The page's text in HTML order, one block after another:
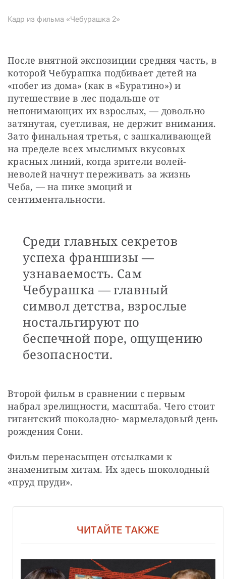
Кадр из фильма «Чебурашка 2»
После внятной экспозиции средняя часть, в
которой Чебурашка подбивает детей на
«побег из дома» (как в «Буратино») и
путешествие в лес подальше от
непонимающих их взрослых, — довольно
затянутая, суетливая, не держит внимания.
Зато финальная третья, с зашкаливающей
на пределе всех мыслимых вкусовых
красных линий, когда зрители волей-
неволей начнут переживать за жизнь
Чеба, — на пике эмоций и
сентиментальности.
Среди главных секретов
успеха франшизы —
узнаваемость. Сам
Чебурашка — главный
символ детства, взрослые
ностальгируют по
беспечной поре, ощущению
безопасности.
Второй фильм в сравнении с первым
набрал зрелищности, масштаба. Чего стоит
гигантский шоколадно- мармеладовый день
рождения Сони.
Фильм перенасыщен отсылками к
знаменитым хитам. Их здесь шоколодный
«пруд пруди».
ЧИТАЙТЕ ТАКЖЕ